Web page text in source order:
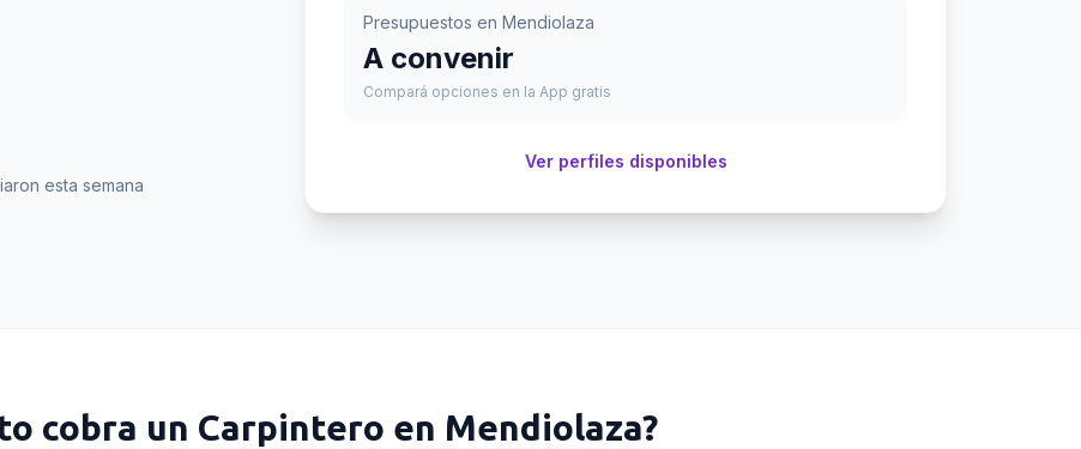
esta semana
Presupuestos en Mendiolaza
A convenir
Compará opciones en la App gratis
Ver perfiles disponibles
cobra un Carpintero en Mendiolaza?